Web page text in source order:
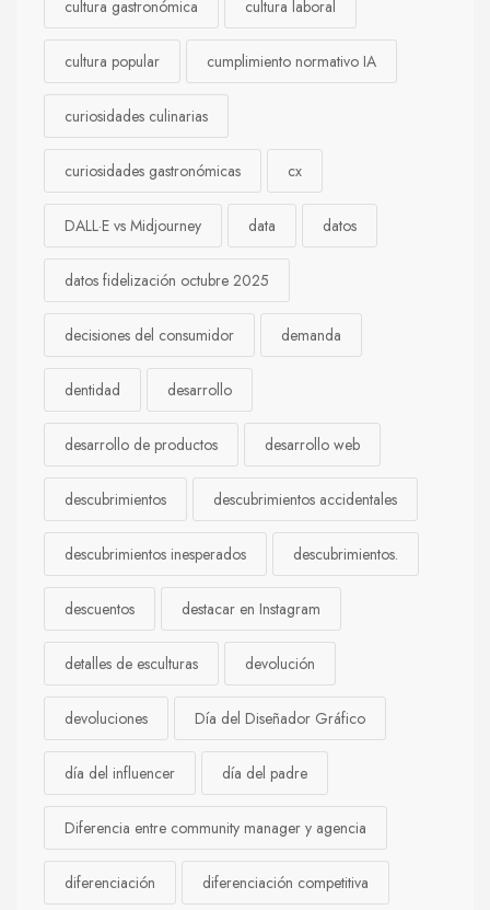
cultura gastronómica cultura laboral
cultura popular cumplimiento normativo IA
curiosidades culinarias
curiosidades gastronómicas cx
DALL·E vs Midjourney data datos
datos fidelización octubre 2025
decisiones del consumidor demanda
dentidad desarrollo
desarrollo de productos desarrollo web
descubrimientos descubrimientos accidentales
descubrimientos inesperados descubrimientos.
descuentos destacar en Instagram
detalles de esculturas devolución
devoluciones Día del Diseñador Gráfico
día del influencer día del padre
Diferencia entre community manager y agencia
diferenciación diferenciación competitiva